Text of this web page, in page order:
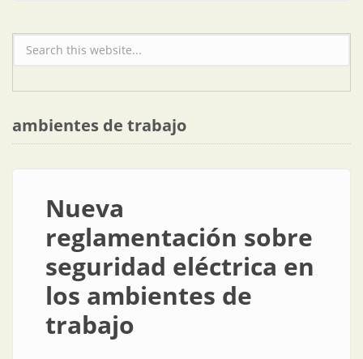
Formulario de búsqueda
ambientes de trabajo
Nueva
reglamentación sobre
seguridad eléctrica en
los ambientes de
trabajo